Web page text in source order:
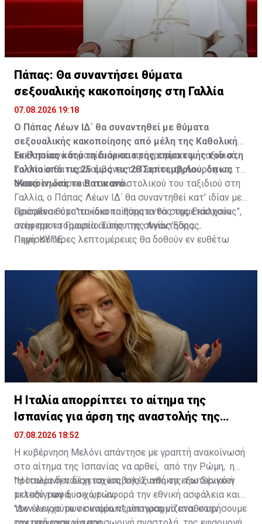
Πάπας: Θα συναντήσει θύματα
σεξουαλικής κακοποίησης στη Γαλλία
07.08.2026 19:18
Ο Πάπας Λέων ΙΔ΄ θα συναντηθεί με θύματα
σεξουαλικής κακοποίησης από μέλη της Καθολικής
Εκκλησίας κατά τη διάρκεια της επίσκεψής του στη
Γαλλία από τις 25 έως τις 28 Σεπτεμβρίου, όπως
ανακοίνωσε το Βατικανό.
Το Βατικανό δημοσίευσε το πρόγραμμα του ταξιδιού,
το οποίο θα περιλαμβάνει το Παρίσι, τη Λούρδη και το
Μετς.
"Κατά τη διάρκεια του αποστολικού του ταξιδιού στη
Γαλλία, ο Πάπας Λέων ΙΔ΄ θα συναντηθεί κατ' ιδίαν με
ορισμένα θύματα κακοποίησης εντός της Εκκλησίας",
ανέφερε το Γραφείο Τύπου της Αγίας Έδρας.
Πρόσθεσε ότι "τα ίδια τα θύματα θα συμμετάσχουν
στην προετοιμασία αυτής της συνάντησης.
Περισσότερες λεπτομέρειες θα δοθούν εν ευθέτω
Πηγή: ΚΥΠΕ
Η Ιταλία απορρίπτει το αίτημα της
Ισπανίας για άρση της αναστολής της
Σένγκεν
07.08.2026 18:52
Η κυβέρνηση Μελόνι απάντησε με γραπτή ανακοίνωσή
στο αίτημα της Ισπανίας να αρθεί, από την Ρώμη, η
προσωρινή παύση ισχύος της Συνθήκης του Σένγκεν
μεταξύ των δυο χωρών.
"Η Ιταλία δεν δέχεται επιβολές από το εξωτερικό ή
τελεσίγραφα, σε ό,τι αφορά την εθνική ασφάλεια και
τον έλεγχο των συνόρων", υπογραμμίζεται στην
"Δεν εννοούμε σε καμία περίπτωση να αναθεωρήσουμε